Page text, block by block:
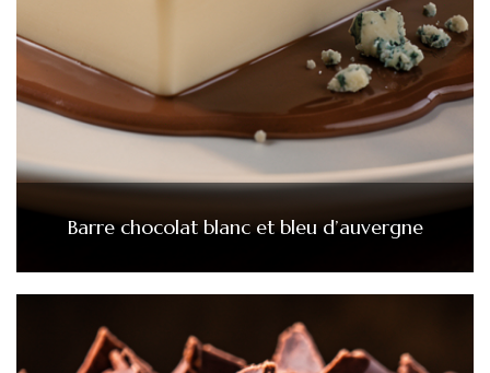
Barre chocolat blanc et bleu d’auvergne